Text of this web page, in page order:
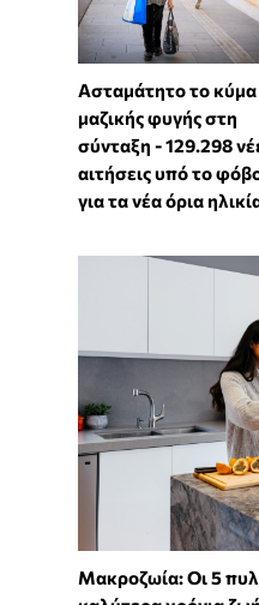
Ασταμάτητο το κύμα
μαζικής φυγής στη
σύνταξη - 129.298
αιτήσεις υπό το
για τα νέα όρια
Mακροζωία: Οι 5